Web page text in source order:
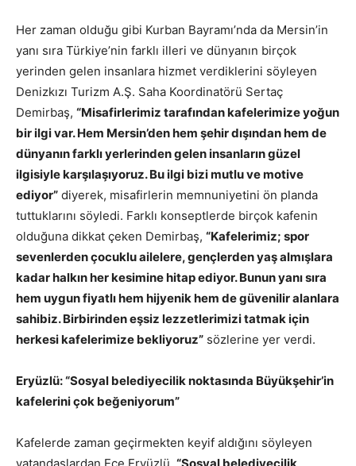
Her zaman olduğu gibi Kurban Bayramı’nda da Mersin’in
yanı sıra Türkiye’nin farklı illeri ve dünyanın birçok
yerinden gelen insanlara hizmet verdiklerini söyleyen
Denizkızı Turizm A.Ş. Saha Koordinatörü Sertaç
Demirbaş, “Misafirlerimiz tarafından kafelerimize yoğun
bir ilgi var. Hem Mersin’den hem şehir dışından hem de
dünyanın farklı yerlerinden gelen insanların güzel
ilgisiyle karşılaşıyoruz. Bu ilgi bizi mutlu ve motive
ediyor” diyerek, misafirlerin memnuniyetini ön planda
tuttuklarını söyledi. Farklı konseptlerde birçok kafenin
olduğuna dikkat çeken Demirbaş, “Kafelerimiz; spor
sevenlerden çocuklu ailelere, gençlerden yaş almışlara
kadar halkın her kesimine hitap ediyor. Bunun yanı sıra
hem uygun fiyatlı hem hijyenik hem de güvenilir alanlara
sahibiz. Birbirinden eşsiz lezzetlerimizi tatmak için
herkesi kafelerimize bekliyoruz” sözlerine yer verdi.
Eryüzlü: “Sosyal belediyecilik noktasında Büyükşehir’in
kafelerini çok beğeniyorum”
Kafelerde zaman geçirmekten keyif aldığını söyleyen